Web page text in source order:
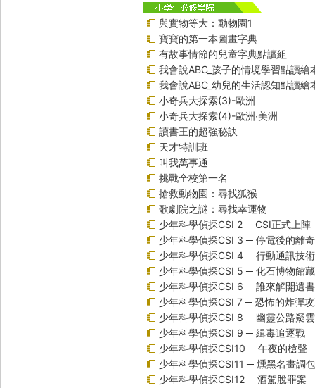
與實物等大：動物園1
寶寶的第一本圖畫字典
有故事情節的兒童字典點讀組
我會說ABC_孩子的情境學習點讀繪
我會說ABC_幼兒的生活認知點讀繪
小奇兵大探索(3)-歐洲
小奇兵大探索(4)-歐洲‧美洲
讀書王的超強秘訣
天才特訓班
叫我萬事通
挑戰全校第一名
搶救動物園：尋找狐猴
歌劇院之謎：尋找幸運物
少年科學偵探CSI 2 ─ CSI正式上陣
少年科學偵探CSI 3 ─ 停電後的離
少年科學偵探CSI 4 ─ 行動通訊技
少年科學偵探CSI 5 ─ 化石博物館
少年科學偵探CSI 6 ─ 誰來解開遺
少年科學偵探CSI 7 ─ 恐怖的炸彈
少年科學偵探CSI 8 ─ 幽靈公路疑雲
少年科學偵探CSI 9 ─ 緝毒追逐戰
少年科學偵探CSI10 ─ 午夜的槍聲
少年科學偵探CSI11 ─ 燻黑名畫調
少年科學偵探CSI12 ─ 酒駕脫罪案